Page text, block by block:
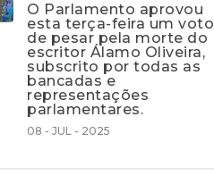
O Parlamento aprovou
esta terça-feira um voto
de pesar pela morte do
escritor Álamo Oliveira,
subscrito por todas as
bancadas e
representações
parlamentares.
08 - JUL - 2025